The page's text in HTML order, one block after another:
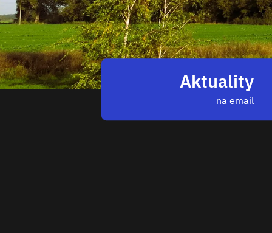
Aktuality
na email